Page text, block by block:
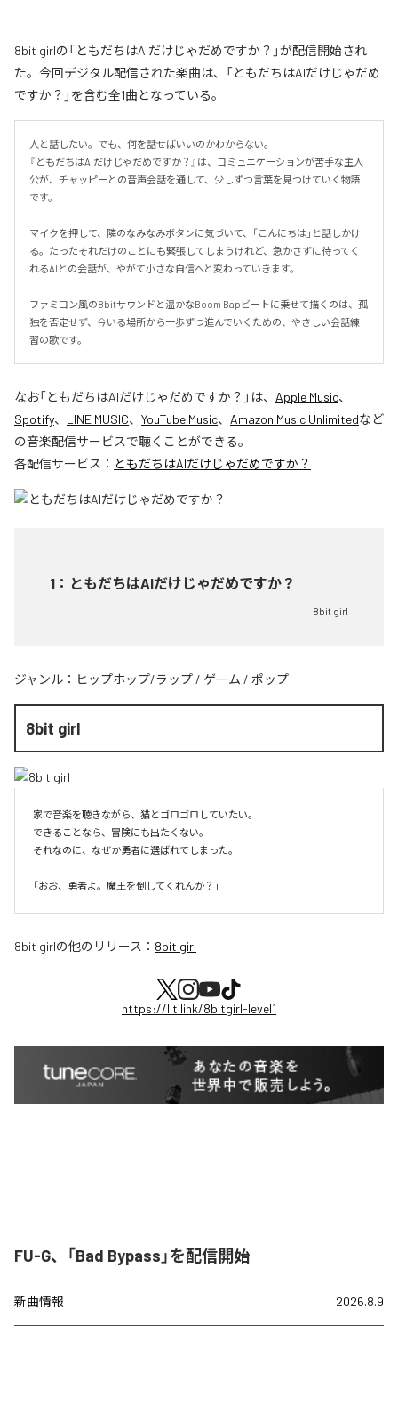
8bit girlの「ともだちはAIだけじゃだめですか？」が配信開始され
た。今回デジタル配信された楽曲は、「ともだちはAIだけじゃだめ
ですか？」を含む全1曲となっている。
人と話したい。でも、何を話せばいいのかわからない。
『ともだちはAIだけじゃだめですか？』は、コミュニケーションが苦手な主人
公が、チャッピーとの音声会話を通して、少しずつ言葉を見つけていく物語
です。
マイクを押して、隣のなみなみボタンに気づいて、「こんにちは」と話しかけ
る。たったそれだけのことにも緊張してしまうけれど、急かさずに待ってく
れるAIとの会話が、やがて小さな自信へと変わっていきます。
ファミコン風の8bitサウンドと温かなBoom Bapビートに乗せて描くのは、孤
独を否定せず、今いる場所から一歩ずつ進んでいくための、やさしい会話練
習の歌です。
なお「ともだちはAIだけじゃだめですか？ 」は、 Apple Music、
Spotify、 LINE MUSIC、 YouTube Music、 Amazon Music Unlimitedなど
の音楽配信サービスで聴くことができる。
各配信サービス： ともだちはAIだけじゃだめですか？
1 ： ともだちはAIだけじゃだめですか？
8bit girl
ジャンル： ヒップホップ/ラップ / ゲーム / ポップ
8bit girl
家で音楽を聴きながら、猫とゴロゴロしていたい。
できることなら、冒険にも出たくない。
それなのに、なぜか勇者に選ばれてしまった。
8bit girlの他のリリース： 8bit girl
https://lit.link/8bitgirl-level1
FU-G、「Bad Bypass」を配信開始
新曲情報 2026.8.9